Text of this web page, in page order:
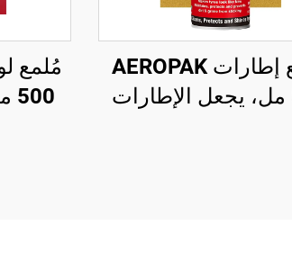
مُلمع إطارات AEROPAK
500 مل، يجعل الإطارات
مُلمع